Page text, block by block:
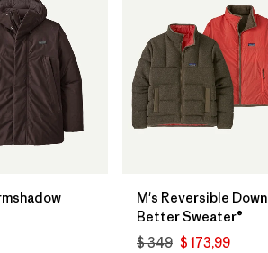
M's Reversible Down
Better Sweater®
$ 349 $ 173,99